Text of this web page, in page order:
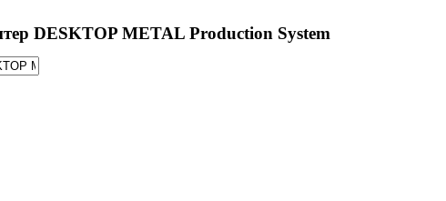
DESKTOP METAL Production System